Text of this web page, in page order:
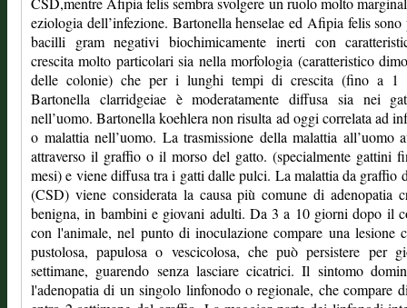
eziologia dell’infezione. Bartonella henselae ed Afipia felis
bacilli gram negativi biochimicamente inerti con
crescita molto particolari sia nella morfologia (caratteristico
delle colonie) che per i lunghi tempi di crescita (fino a 1
Bartonella clarridgeiae è moderatamente diffusa sia nei
nell’uomo. Bartonella koehlera non risulta ad oggi correlata ad
o malattia nell’uomo. La trasmissione della malattia all’uomo
attraverso il graffio o il morso del gatto. (specialmente gattini
mesi) e viene diffusa tra i gatti dalle pulci. La malattia da graffio
(CSD) viene considerata la causa più comune di adenopatia
benigna, in bambini e giovani adulti. Da 3 a 10 giorni dopo il
con l'animale, nel punto di inoculazione compare una lesione
pustolosa, papulosa o vescicolosa, che può persistere per
settimane, guarendo senza lasciare cicatrici. Il sintomo
l'adenopatia di un singolo linfonodo o regionale, che compare